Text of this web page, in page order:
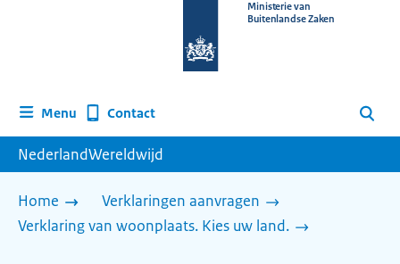
homepage
Ministerie van
Buitenlandse Zaken
Menu Contact Zoeken
NederlandWereldwijd
Home
Verklaringen aanvragen
Verklaring van woonplaats. Kies uw land.